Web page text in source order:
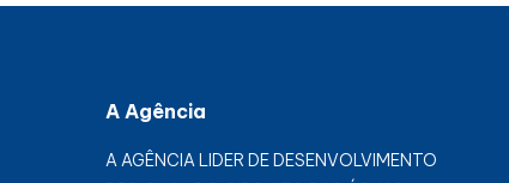
A Agência
A AGÊNCIA LIDER DE DESENVOLVIMENTO